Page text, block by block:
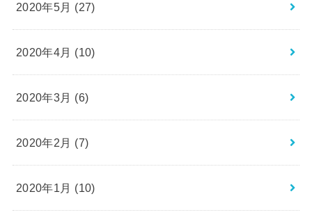
2020年5月 (27)
2020年4月 (10)
2020年3月 (6)
2020年2月 (7)
2020年1月 (10)